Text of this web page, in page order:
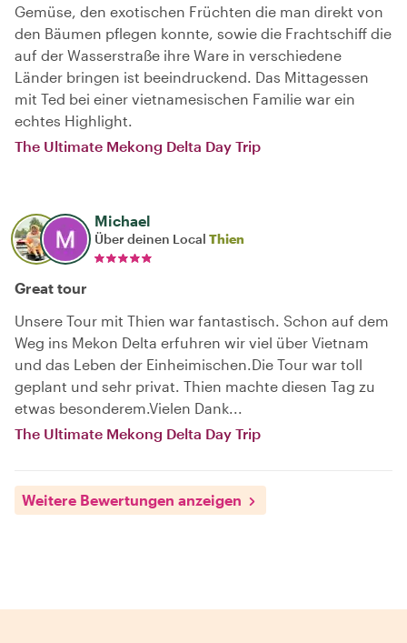
Gemüse, den exotischen Früchten die man direkt von
den Bäumen pflegen konnte, sowie die Frachtschiff die
auf der Wasserstraße ihre Ware in verschiedene
Länder bringen ist beeindruckend. Das Mittagessen
mit Ted bei einer vietnamesischen Familie war ein
echtes Highlight.
The Ultimate Mekong Delta Day Trip
Michael
Über deinen Local Thien
Great tour
Unsere Tour mit Thien war fantastisch. Schon auf dem
Weg ins Mekon Delta erfuhren wir viel über Vietnam
und das Leben der Einheimischen.Die Tour war toll
geplant und sehr privat. Thien machte diesen Tag zu
etwas besonderem.Vielen Dank...
The Ultimate Mekong Delta Day Trip
Weitere Bewertungen anzeigen